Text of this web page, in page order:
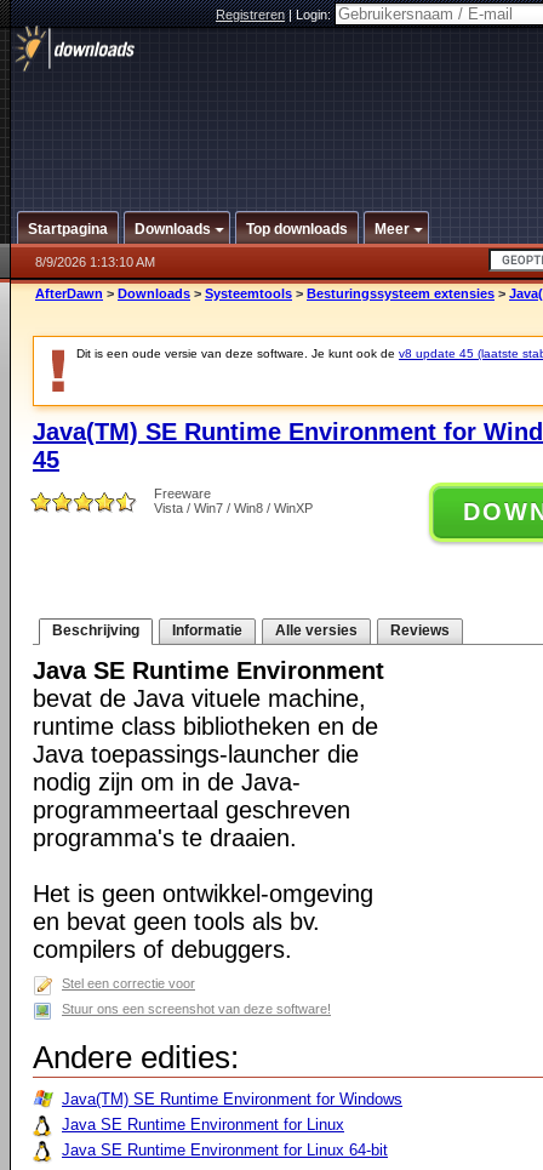
Registreren|Login:
Startpagina Downloads Top downloads Meer
8/9/2026 1:13:10 AM
AfterDawn > Downloads > Systeemtools > Besturingssysteem extensies >
Dit is een oude versie van deze software. Je kunt ook de v8 update 45 (laatste
Java(TM) SE Runtime Environment for
45
Freeware
Vista / Win7 / Win8 / WinXP
Beschrijving Informatie Alle versies Reviews
Java SE Runtime Environment
bevat de Java vituele machine,
runtime class bibliotheken en de
Java toepassings-launcher die
nodig zijn om in de Java-
programmeertaal geschreven
programma's te draaien.
Het is geen ontwikkel-omgeving
en bevat geen tools als bv.
compilers of debuggers.
Stel een correctie voor
Stuur ons een screenshot van deze software!
Andere edities:
Java(TM) SE Runtime Environment for Windows
Java SE Runtime Environment for Linux
Java SE Runtime Environment for Linux 64-bit